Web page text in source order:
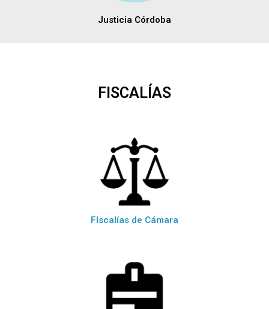
Justicia Córdoba
FISCALÍAS
FIscalías de Cámara